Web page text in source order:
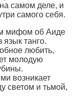
самом деле, и
самого себя.
мифом об Аиде
танго.
любить,
молодую
возникает
светом и тьмой,